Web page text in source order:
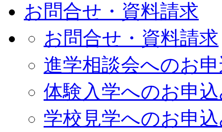
お問合せ・資料請求
お問合せ・資料請求
進学相談会へのお
体験入学へのお申
学校見学へのお申